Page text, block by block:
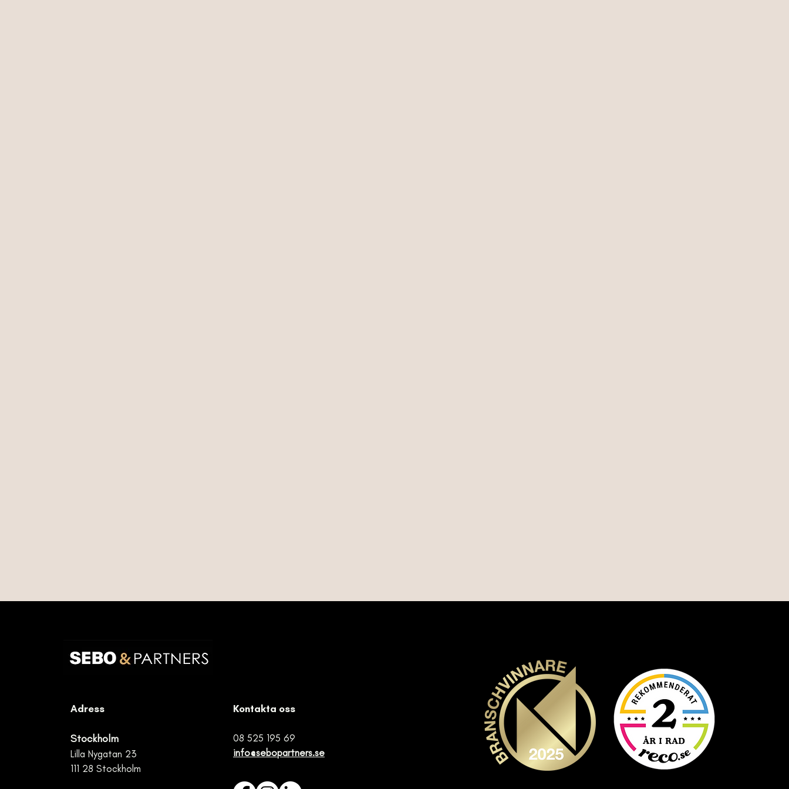
Adress
Stockholm
Lilla Nygatan 23
111 28 Stockholm
Kontakta oss
08 525 195 69
info@sebopartners.se